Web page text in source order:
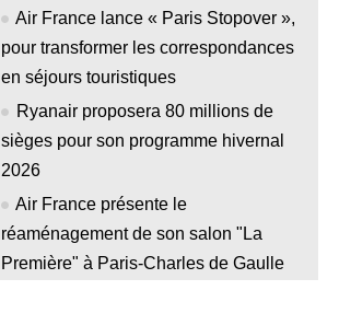
Air France lance « Paris Stopover »,
pour transformer les correspondances
en séjours touristiques
Ryanair proposera 80 millions de
sièges pour son programme hivernal
2026
Air France présente le
réaménagement de son salon "La
Première" à Paris-Charles de Gaulle